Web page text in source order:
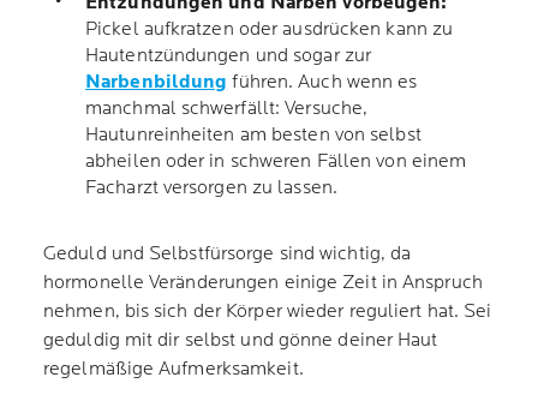
Pickel aufkratzen oder ausdrücken kann zu
Hautentzündungen und sogar zur
Narbenbildung führen. Auch wenn es
manchmal schwerfällt: Versuche,
Hautunreinheiten am besten von selbst
abheilen oder in schweren Fällen von einem
Facharzt versorgen zu lassen.
Geduld und Selbstfürsorge sind wichtig, da
hormonelle Veränderungen einige Zeit in Anspruch
nehmen, bis sich der Körper wieder reguliert hat. Sei
geduldig mit dir selbst und gönne deiner Haut
regelmäßige Aufmerksamkeit.